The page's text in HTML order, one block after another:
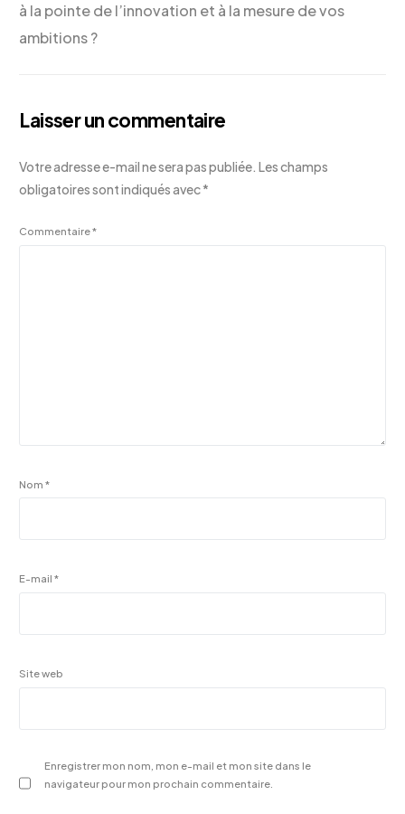
à la pointe de l’innovation et à la mesure de vos
ambitions ?
Laisser un commentaire
Votre adresse e-mail ne sera pas publiée. Les champs
obligatoires sont indiqués avec*
Commentaire*
Nom*
E-mail*
Site web
Enregistrer mon nom, mon e-mail et mon site dans le
navigateur pour mon prochain commentaire.